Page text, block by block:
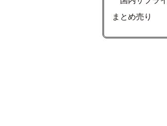
まとめ売り